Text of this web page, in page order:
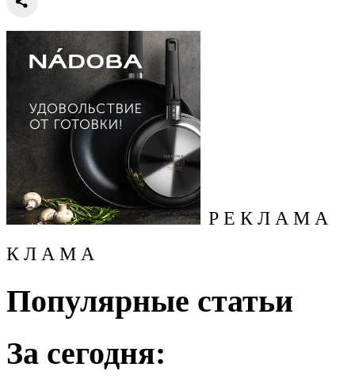
Р Е К Л А М А
К Л А М А
Популярные статьи
За сегодня: